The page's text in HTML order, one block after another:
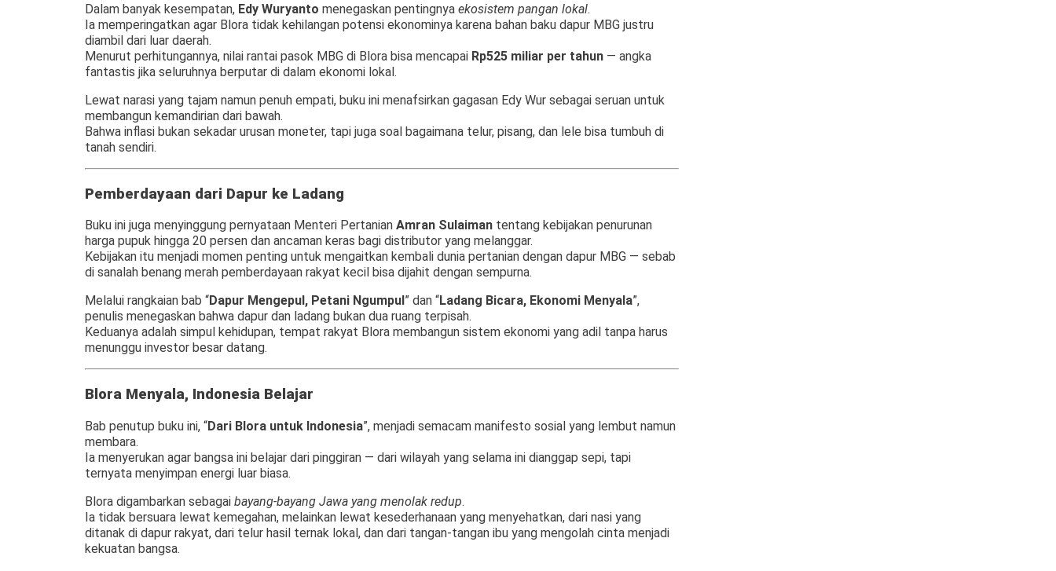
Dalam banyak kesempatan, Edy Wuryanto menegaskan pentingnya ekosistem pangan lokal.
Ia memperingatkan agar Blora tidak kehilangan potensi ekonominya karena bahan baku dapur MBG justru
diambil dari luar daerah.
Menurut perhitungannya, nilai rantai pasok MBG di Blora bisa mencapai Rp525 miliar per tahun — angka
fantastis jika seluruhnya berputar di dalam ekonomi lokal.
Lewat narasi yang tajam namun penuh empati, buku ini menafsirkan gagasan Edy Wur sebagai seruan untuk
membangun kemandirian dari bawah.
Bahwa inflasi bukan sekadar urusan moneter, tapi juga soal bagaimana telur, pisang, dan lele bisa tumbuh di
tanah sendiri.
Pemberdayaan dari Dapur ke Ladang
Buku ini juga menyinggung pernyataan Menteri Pertanian Amran Sulaiman tentang kebijakan penurunan
harga pupuk hingga 20 persen dan ancaman keras bagi distributor yang melanggar.
Kebijakan itu menjadi momen penting untuk mengaitkan kembali dunia pertanian dengan dapur MBG — sebab
di sanalah benang merah pemberdayaan rakyat kecil bisa dijahit dengan sempurna.
Melalui rangkaian bab “Dapur Mengepul, Petani Ngumpul ” dan “Ladang Bicara, Ekonomi Menyala”,
penulis menegaskan bahwa dapur dan ladang bukan dua ruang terpisah.
Keduanya adalah simpul kehidupan, tempat rakyat Blora membangun sistem ekonomi yang adil tanpa harus
menunggu investor besar datang.
Blora Menyala, Indonesia Belajar
Bab penutup buku ini, “Dari Blora untuk Indonesia”, menjadi semacam manifesto sosial yang lembut namun
membara.
Ia menyerukan agar bangsa ini belajar dari pinggiran — dari wilayah yang selama ini dianggap sepi, tapi
ternyata menyimpan energi luar biasa.
Blora digambarkan sebagai bayang-bayang Jawa yang menolak redup.
Ia tidak bersuara lewat kemegahan, melainkan lewat kesederhanaan yang menyehatkan, dari nasi yang
ditanak di dapur rakyat, dari telur hasil ternak lokal, dan dari tangan-tangan ibu yang mengolah cinta menjadi
kekuatan bangsa.